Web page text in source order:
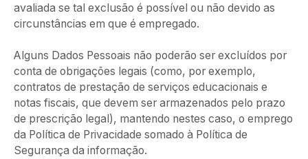
avaliada se tal exclusão é possível ou não devido as
circunstâncias em que é empregado.
Alguns Dados Pessoais não poderão ser excluídos por
conta de obrigações legais (como, por exemplo,
contratos de prestação de serviços educacionais e
notas fiscais, que devem ser armazenados pelo prazo
de prescrição legal), mantendo nestes caso, o emprego
da Política de Privacidade somado à Política de
Segurança da informação.